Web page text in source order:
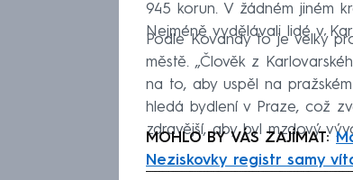
945 korun. V žádném jiném
Nejméně vydělávali lidé v
Podle Kovandy to je velký
městě. „Člověk z
na to, aby uspěl na
hledá bydlení v Praze, což
zdravější, aby byl mzdový
MOHLO BY VÁS ZAJÍMAT:
Neziskovky registr samy